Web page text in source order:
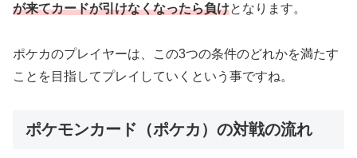
が来てカードが引けなくなったら負けとなります。
ポケカのプレイヤーは、この3つの条件のどれかを満たす
ことを目指してプレイしていくという事ですね。
ポケモンカード（ポケカ）の対戦の流れ